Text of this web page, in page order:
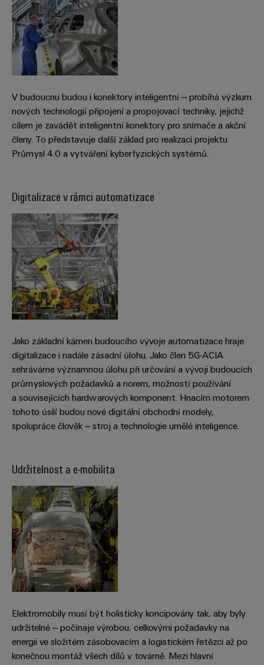
výrobky
pro
systémy
skladování
energie
(ESS)
energie
Provozní
dokonalost
v
oblasti
větrné
Vodík
jako
klíčová
technologie
pro
energetickou
transformaci
Výrobci
zařízení
řešení
pro
zařízení
Železnice
Moderní
a
digitální
šetrnou
mobilitu
v
železniční
dopravě
Služby
v
oblasti
konektorů
PCB
Výrobce
originálního
vybavení
(OEM)
průmyslové
použití
AI
Vzdálený
přístup
Platforma
průmyslových
služeb
easyConnect
Pracoviště
Nářadí
Automatické
stroje
Software
Štítky
značení
Průmyslové
tiskárny
Průmyslové
osvětlení
Montážní
služba
Sestavené
nosné
lišty
a
vybavené
skříně
V budoucnu budou i konektory inteligentní – probíhá výzkum
nových technologií připojení a propojovací techniky, jejichž
cílem je zavádět inteligentní konektory pro snímače a akční
členy. To představuje další základ pro realizaci projektu
Průmysl 4.0 a vytváření kyberfyzických systémů.
Digitalizace v rámci automatizace
Jako základní kámen budoucího vývoje automatizace hraje
digitalizace i nadále zásadní úlohu. Jako člen 5G-ACIA
sehráváme významnou úlohu při určování a vývoji budoucích
průmyslových požadavků a norem, možností používání
a souvisejících hardwarových komponent. Hnacím motorem
tohoto úsilí budou nové digitální obchodní modely,
spolupráce člověk – stroj a technologie umělé inteligence.
Udržitelnost a e-mobilita
Elektromobily musí být holisticky koncipovány tak, aby byly
udržitelné – počínaje výrobou, celkovými požadavky na
energii ve složitém zásobovacím a logistickém řetězci až po
konečnou montáž všech dílů v továrně. Mezi hlavní